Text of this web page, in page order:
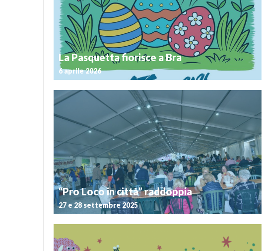
nel mondo, ma soprattutto il mondo a Bra, per conoscere
straordinari prodotti, a partire da una salsiccia unica, sana,
leggera, irresistibile, ma al contempo delicata e fragile, da […]
Bra's
La Pasquetta fiorisce a Bra
6 aprile 2026
Postato il 26 marzo 2026
Profumi, sapori e tradizioni tornano a colorare la Città di Bra in
occasione della Fiera di Pasquetta, l’appuntamento che lunedì 6
aprile 2026 trasformerà il centro e Piazza Giolitti nel cuore
pulsante dell’enogastronomia e della cultura locale. Piazza
Giolitti si conferma la location principale dell’evento, […]
eventi 2026
“Pro Loco in città” raddoppia
27 e 28 settembre 2025
Postato il 18 settembre 2025